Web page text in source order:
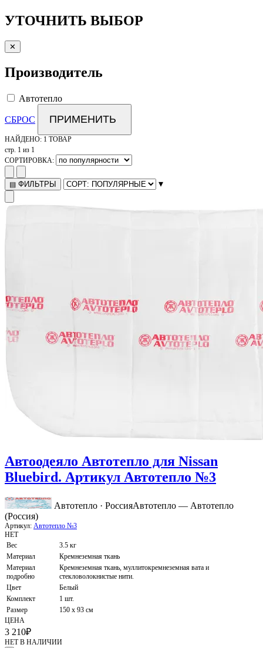
УТОЧНИТЬ ВЫБОР
✕
Производитель
Автотепло
СБРОС ПРИМЕНИТЬ
НАЙДЕНО: 1 ТОВАР
стр. 1 из 1
СОРТИРОВКА:
▤ ФИЛЬТРЫ ▾
Автоодеяло Автотепло для Nissan
Bluebird. Артикул Автотепло №3
Автотепло · РоссияАвтотепло — Автотепло
(Россия)
Артикул: Автотепло №3
НЕТ
Вес
3.5 кг
Материал
Кремнеземная ткань
Материал
подробно
Кремнеземная ткань, муллитокремнеземная вата и
стекловолокнистые нити.
Цвет
Белый
Комплект
1 шт.
Размер
150 х 93 см
ЦЕНА
3 210₽
НЕТ В НАЛИЧИИ